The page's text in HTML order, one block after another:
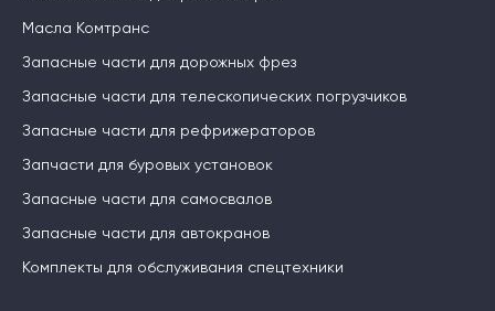
Масла Комтранс
Запасные части для дорожных фрез
Запасные части для телескопических погрузчиков
Запасные части для рефрижераторов
Запчасти для буровых установок
Запасные части для самосвалов
Запасные части для автокранов
Комплекты для обслуживания спецтехники